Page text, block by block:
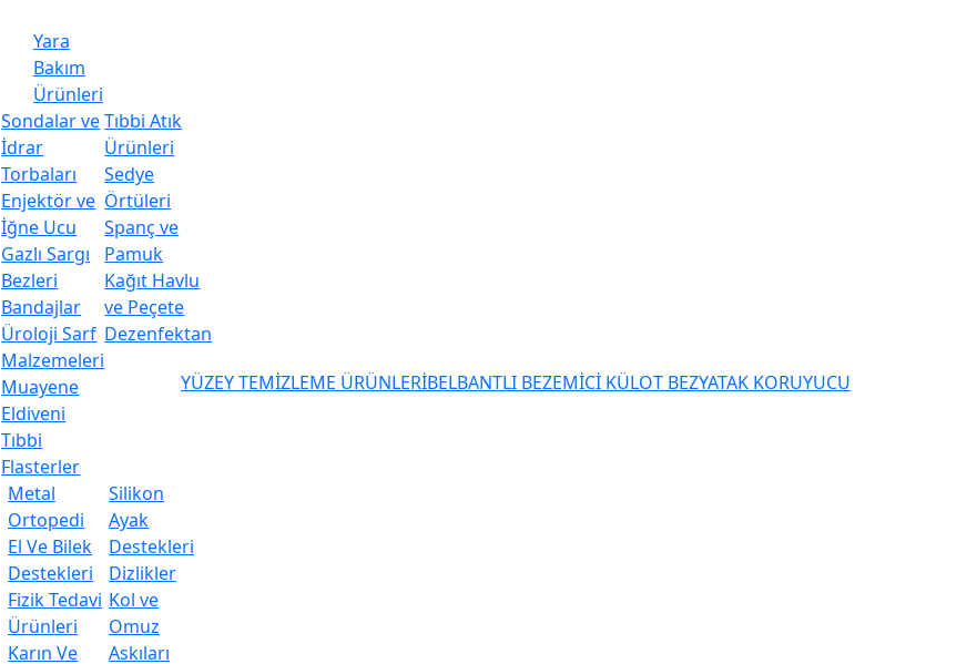
Yara
Bakım
Ürünleri
Sondalar ve
İdrar
Torbaları
Enjektör ve
İğne Ucu
Gazlı Sargı
Bezleri
Bandajlar
Üroloji Sarf
Malzemeleri
Muayene
Eldiveni
Tıbbi
Flasterler
Tıbbi Atık
Ürünleri
Sedye
Örtüleri
Spanç ve
Pamuk
Kağıt Havlu
ve Peçete
Dezenfektan
Metal
Ortopedi
El Ve Bilek
Destekleri
Fizik Tedavi
Ürünleri
Karın Ve
Silikon
Ayak
Destekleri
Dizlikler
Kol ve
Omuz
Askıları
YÜZEY TEMİZLEME ÜRÜNLERİBELBANTLI BEZEMİCİ KÜLOT BEZYATAK KORUYUCU